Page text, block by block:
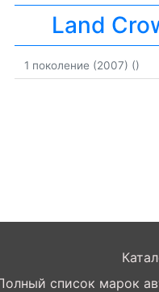
Land
1 поколение (2007) ()
список марок